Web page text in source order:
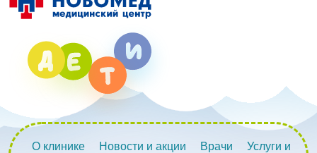
О клинике Новости и акции Врачи
Услуги и